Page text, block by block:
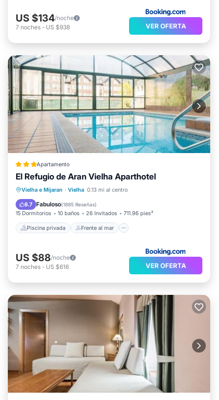
US $134/noche
7 noches - US $938 VER OFERTA
Apartamento
El Refugio de Aran Vielha Aparthotel
Vielha e Mijaran · Vielha 0.13 mi al centro
8.7 Fabuloso(1885 Reseñas)
15 Dormitorios 10 baños 26 Invitados 711.96 pies²
Piscina privada Frente al mar
Piscina privada
Frente al mar
Aparcamiento
US $88/noche
7 noches - US $616 VER OFERTA